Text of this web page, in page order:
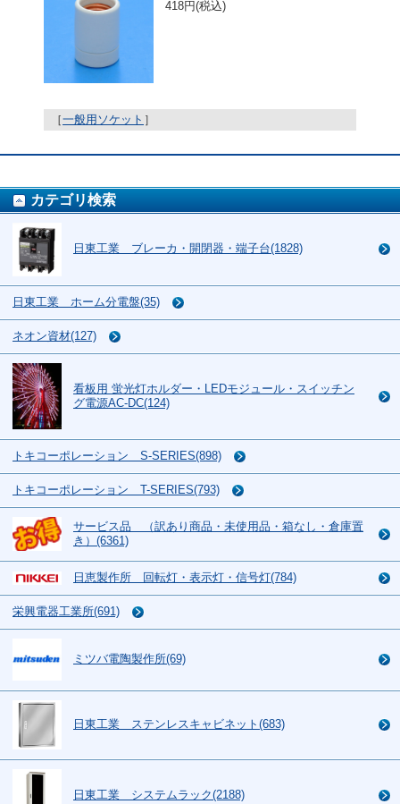
418円(税込)
［一般用ソケット ］
カテゴリ検索
日東工業 ブレーカ・開閉器・端子台(1828)
日東工業 ホーム分電盤(35)
ネオン資材(127)
看板用 蛍光灯ホルダー・LEDモジュール・スイッチン
グ電源AC-DC(124)
トキコーポレーション S-SERIES(898)
トキコーポレーション T-SERIES(793)
サービス品 （訳あり商品・未使用品・箱なし・倉庫置
き）(6361)
日恵製作所 回転灯・表示灯・信号灯(784)
栄興電器工業所(691)
ミツバ電陶製作所(69)
日東工業 ステンレスキャビネット(683)
日東工業 システムラック(2188)